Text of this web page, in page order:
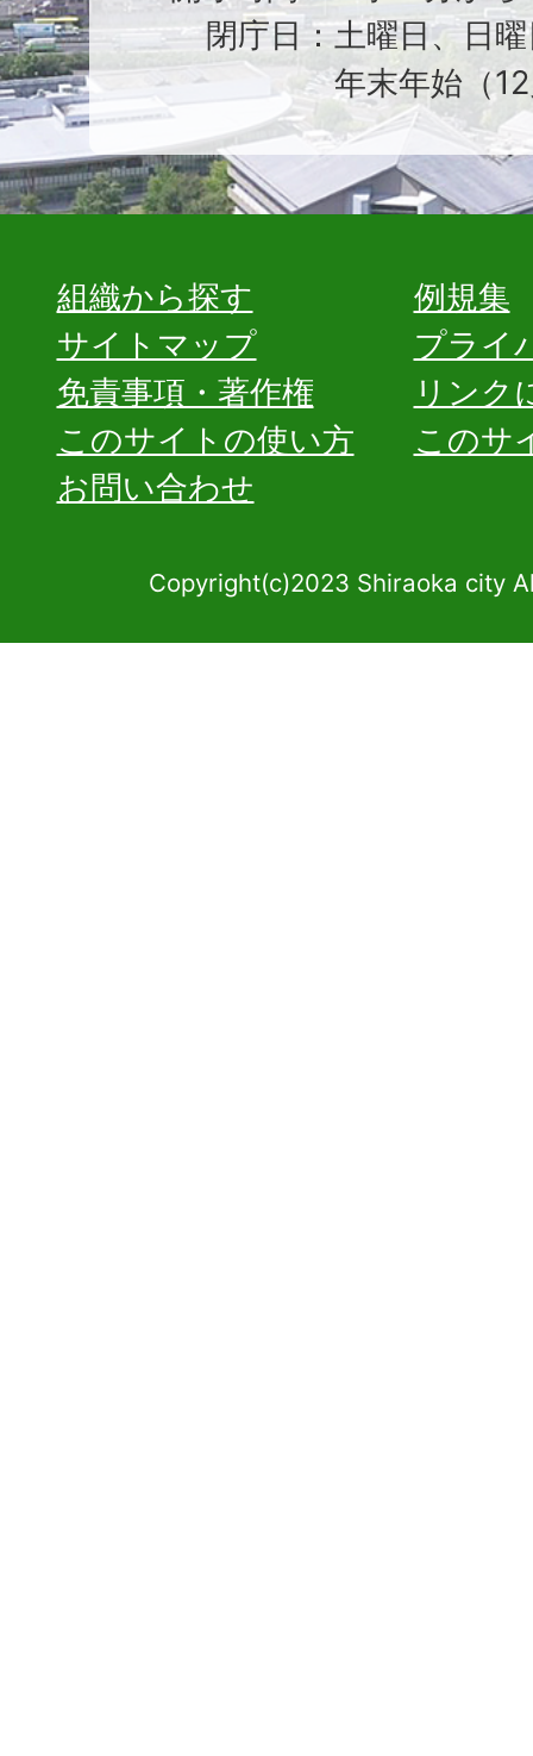
閉庁日：土曜日、日
年末年始（
組織から探す
例規集
サイトマップ
プライ
免責事項・著作権
リンク
このサイトの使い方
このサ
お問い合わせ
Copyright(c)2023 Shiraoka city